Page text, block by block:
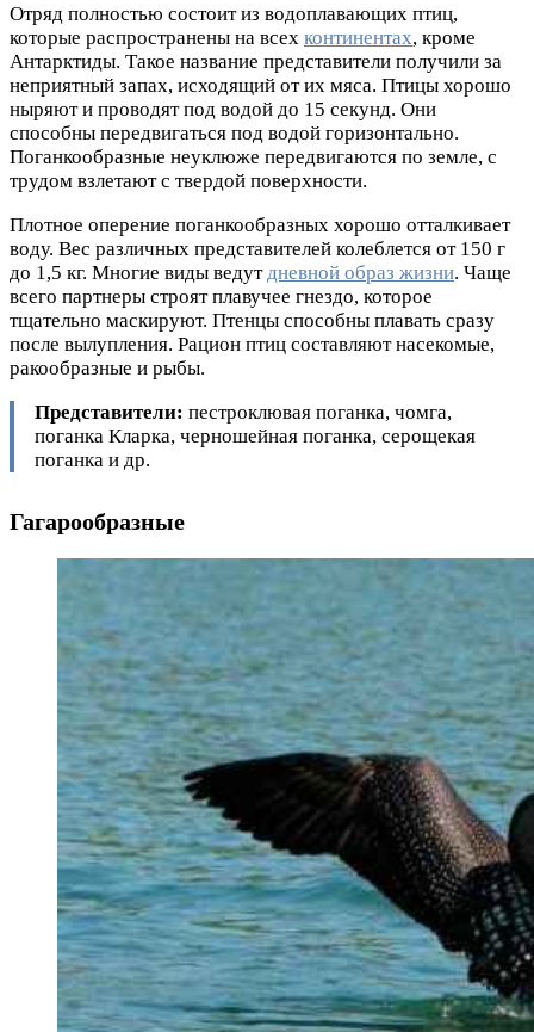
Отряд полностью состоит из водоплавающих птиц,
которые распространены на всех континентах, кроме
Антарктиды. Такое название представители получили за
неприятный запах, исходящий от их мяса. Птицы хорошо
ныряют и проводят под водой до 15 секунд. Они
способны передвигаться под водой горизонтально.
Поганкообразные неуклюже передвигаются по земле, с
трудом взлетают с твердой поверхности.
Плотное оперение поганкообразных хорошо отталкивает
воду. Вес различных представителей колеблется от 150 г
до 1,5 кг. Многие виды ведут дневной образ жизни. Чаще
всего партнеры строят плавучее гнездо, которое
тщательно маскируют. Птенцы способны плавать сразу
после вылупления. Рацион птиц составляют насекомые,
ракообразные и рыбы.
Представители: пестроклювая поганка, чомга,
поганка Кларка, черношейная поганка, серощекая
поганка и др.
Гагарообразные